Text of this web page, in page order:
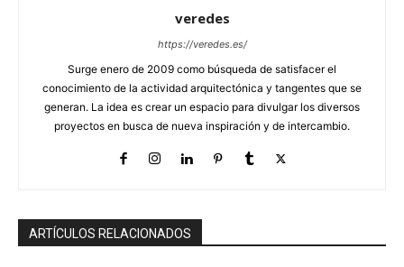
veredes
https://veredes.es/
Surge enero de 2009 como búsqueda de satisfacer el
conocimiento de la actividad arquitectónica y tangentes que se
generan. La idea es crear un espacio para divulgar los diversos
proyectos en busca de nueva inspiración y de intercambio.
ARTÍCULOS RELACIONADOS